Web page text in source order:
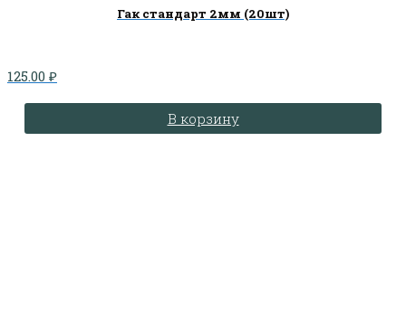
Гак стандарт 2мм (20шт)
125.00 ₽
В корзину